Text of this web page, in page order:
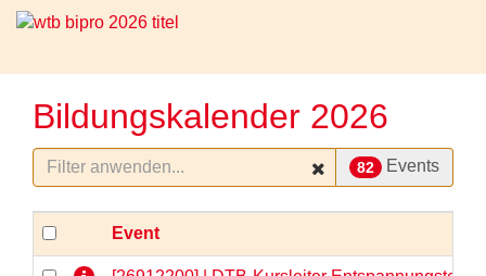
Bildungskalender 2026
82 Events
Event